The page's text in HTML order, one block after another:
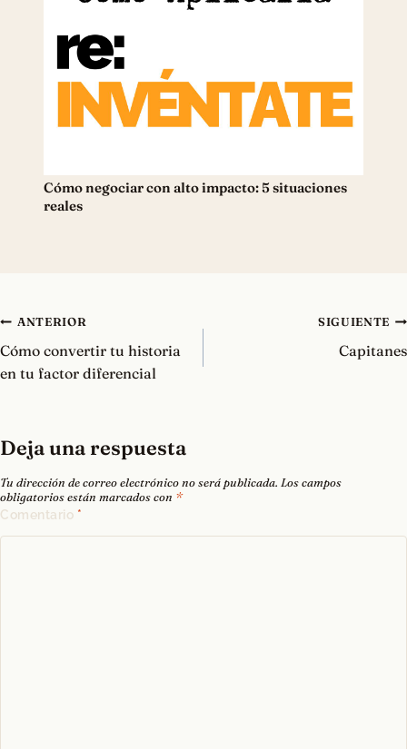
Cómo negociar con alto impacto: 5 situaciones
reales
Navegación
de
entradas
ANTERIOR
Cómo convertir tu historia
en tu factor diferencial
SIGUIENTE
Capitanes
Deja una respuesta
Tu dirección de correo electrónico no será publicada. Los campos
obligatorios están marcados con *
Comentario *